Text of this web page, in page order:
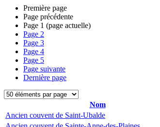
Première page
Page précédente
Page 1 (page actuelle)
Page 2
Page 3
Page 4
Page 5
Page suivante
Dernière page
Nom
Ancien couvent de Saint-Ubalde